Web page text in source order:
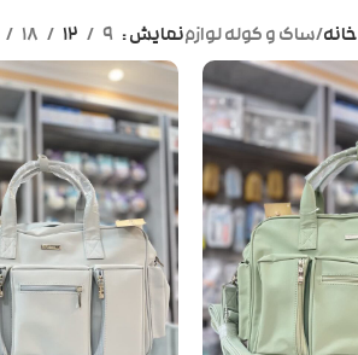
خانه ساک و کوله لوازمنمایش 9
12
18